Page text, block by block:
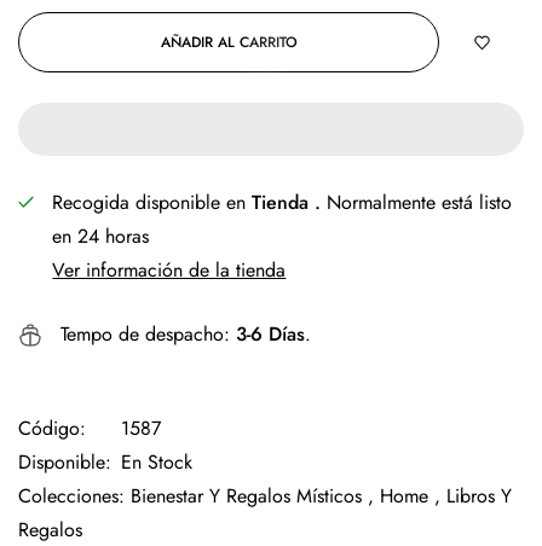
AÑADIR AL CARRITO
Recogida disponible enTienda . Normalmente está listo
en 24 horas
Ver información de la tienda
Tempo de despacho: 3-6 Días.
Código:
1587
Disponible: En Stock
Colecciones: Bienestar Y Regalos Místicos , Home , Libros Y
Regalos